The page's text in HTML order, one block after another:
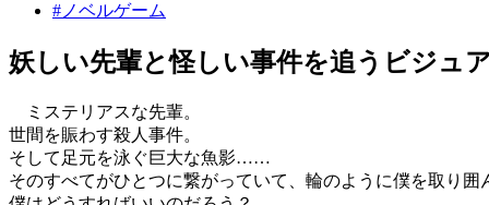
#ノベルゲーム
妖しい先輩と怪しい事件を追うビジュ
ミステリアスな先輩。
世間を賑わす殺人事件。
そして足元を泳ぐ巨大な魚影……
そのすべてがひとつに繋がっていて、輪のように僕を取り囲